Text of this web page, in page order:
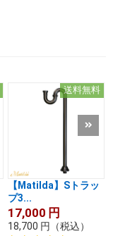
送料無料
【Matilda】Sトラッ
プ3...
17,000 円
18,700 円 （税込）